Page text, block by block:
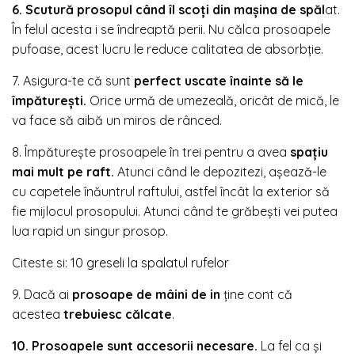
6. Scutură prosopul când îl scoţi din maşina de spălat.
În felul acesta i se îndreaptă perii. Nu călca prosoapele
pufoase, acest lucru le reduce calitatea de absorbţie.
7. Asigura-te că sunt perfect uscate înainte să le
împătureşti. Orice urmă de umezeală, oricât de mică, le
va face să aibă un miros de rânced.
8. Împătureşte prosoapele în trei pentru a avea spaţiu
mai mult pe raft. Atunci când le depozitezi, aşează-le
cu capetele înăuntrul raftului, astfel încât la exterior să
fie mijlocul prosopului. Atunci când te grăbeşti vei putea
lua rapid un singur prosop.
Citeste si: 10 greseli la spalatul rufelor
9. Dacă ai prosoape de mâini de in ţine cont că
acestea trebuiesc călcate.
10. Prosoapele sunt accesorii necesare. La fel ca şi